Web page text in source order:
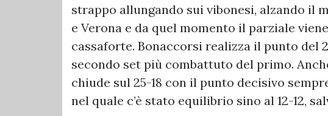
strappo allungando sui vibonesi, alzando il
e Verona e da quel momento il parziale
cassaforte. Bonaccorsi realizza il punto del
secondo set più combattuto del primo.
chiude sul 25-18 con il punto decisivo
nel quale c’è stato equilibrio sino al 12-12,